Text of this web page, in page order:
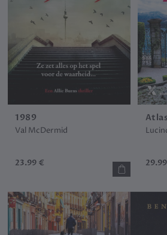
1989
Val McDermid
23.99 €
Atlas